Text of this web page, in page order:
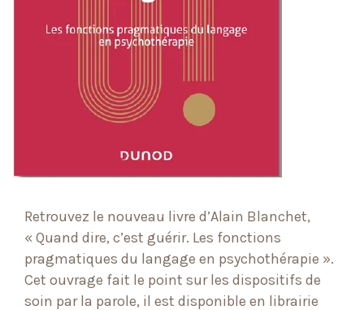
Retrouvez le nouveau livre d’Alain Blanchet,
« Quand dire, c’est guérir. Les fonctions
pragmatiques du langage en psychothérapie ».
Cet ouvrage fait le point sur les dispositifs de
soin par la parole, il est disponible en librairie